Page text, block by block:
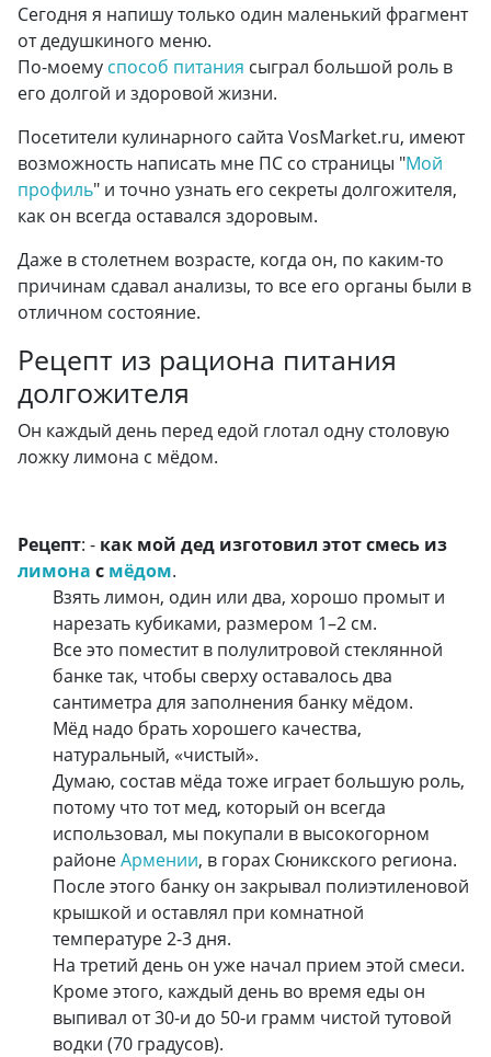
Сегодня я напишу только один маленький фрагмент
от дедушкиного меню.
По-моему способ питания сыграл большой роль в
его долгой и здоровой жизни.
Посетители кулинарного сайта VosMarket.ru, имеют
возможность написать мне ПС со страницы "Мой
профиль" и точно узнать его секреты долгожителя,
как он всегда оставался здоровым.
Даже в столетнем возрасте, когда он, по каким-то
причинам сдавал анализы, то все его органы были в
отличном состояние.
Рецепт из рациона питания
долгожителя
Он каждый день перед едой глотал одну столовую
ложку лимона с мёдом.
Рецепт: - как мой дед изготовил этот смесь из
лимона с мёдом.
Взять лимон, один или два, хорошо промыт и
нарезать кубиками, размером 1–2 см.
Все это поместит в полулитровой стеклянной
банке так, чтобы сверху оставалось два
сантиметра для заполнения банку мёдом.
Мёд надо брать хорошего качества,
натуральный, «чистый».
Думаю, состав мёда тоже играет большую роль,
потому что тот мед, который он всегда
использовал, мы покупали в высокогорном
районеАрмении, в горах Сюникского региона.
После этого банку он закрывал полиэтиленовой
крышкой и оставлял при комнатной
температуре 2-3 дня.
На третий день он уже начал прием этой смеси.
Кроме этого, каждый день во время еды он
выпивал от 30-и до 50-и грамм чистой тутовой
водки (70 градусов).